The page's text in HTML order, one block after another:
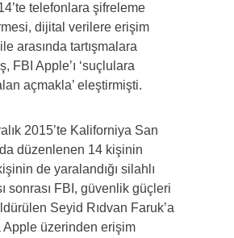
telefonlara şifreleme
dijital verilere erişim
arasında tartışmalara
FBI Apple’ı ‘suçlulara
açmakla’ eleştirmişti.
2015’te Kaliforniya San
düzenlenen 14 kişinin
de yaralandığı silahlı
sonrası FBI, güvenlik güçleri
Seyid Rıdvan Faruk’a
Apple üzerinden erişim